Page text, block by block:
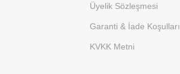
Üyelik Sözleşmesi
Garanti & İade Koşulları
KVKK Metni